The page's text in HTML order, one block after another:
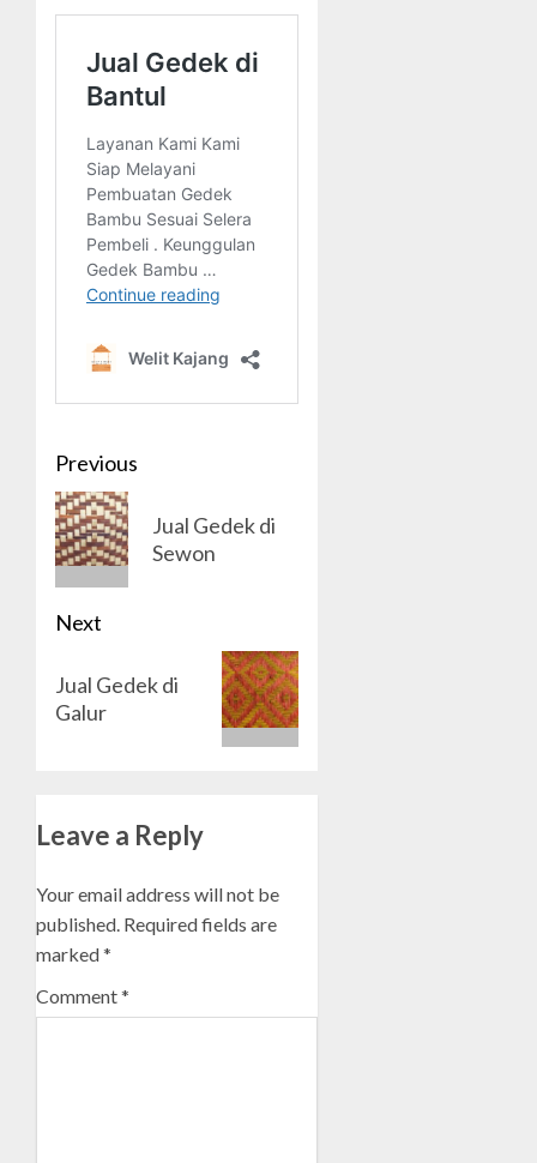
Post
navigation
Previous
Previous
post:
Jual Gedek di
Sewon
Next
post:
Jual Gedek di
Galur
Leave a Reply
Your email address will not be
published. Required fields are
marked*
Comment*